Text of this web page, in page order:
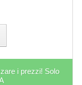
i prezzi! Solo